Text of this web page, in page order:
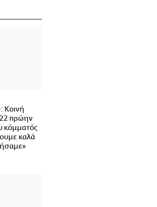
Κοινή
πρώην
κόμματός
καλά